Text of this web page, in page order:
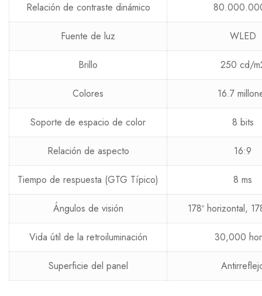
Relación de contraste dinámico
Fuente de luz WLED
Brillo 250 cd/
Colores 16.7
Soporte de espacio de color 8 bits
Relación de aspecto 16:9
Tiempo de respuesta (GTG Típico) 8 ms
Ángulos de visión 178º horizontal,
Vida útil de la retroiluminación 30,000
Superficie del panel